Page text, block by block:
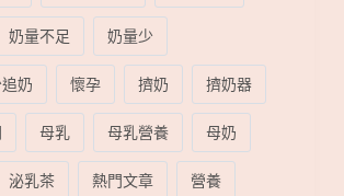
奶量不足
奶量少
奶
懷孕 擠奶
擠奶器
母乳 母乳營養
母奶
泌乳茶 熱門文章
營養